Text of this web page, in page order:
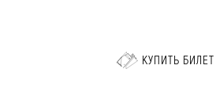
КУПИТЬ БИЛЕТ